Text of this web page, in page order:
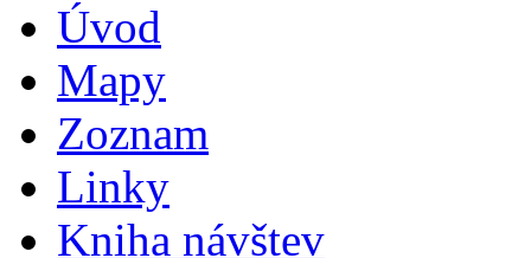
Úvod
Mapy
Zoznam
Linky
Kniha návštev